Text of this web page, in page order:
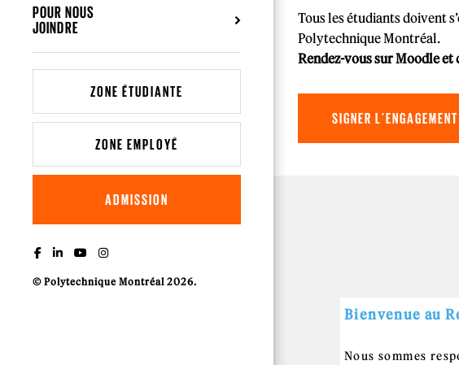
POUR NOUS
JOINDRE
ZONE ÉTUDIANTE
ZONE EMPLOYÉ
ADMISSION
© Polytechnique Montréal 2026.
Tous les étudiants doivent
Polytechnique Montréal.
Rendez-vous sur Moodle
SIGNER L'ENGAGEMENT
Bienvenue au
Nous sommes